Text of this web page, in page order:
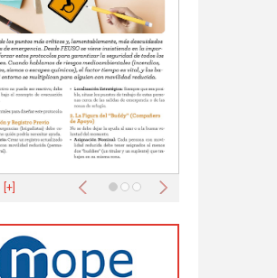
Anterior Siguiente